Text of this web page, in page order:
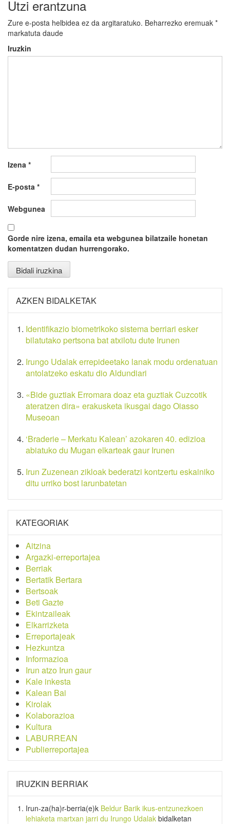
Utzi erantzuna
Zure e-posta helbidea ez da argitaratuko. Beharrezko eremuak *
markatuta daude
Iruzkin
Izena *
E-posta *
Webgunea
Gorde nire izena, emaila eta webgunea bilatzaile honetan
komentatzen dudan hurrengorako.
AZKEN BIDALKETAK
Identifikazio biometrikoko sistema berriari esker
bilatutako pertsona bat atxilotu dute Irunen
Irungo Udalak errepideetako lanak modu ordenatuan
antolatzeko eskatu dio Aldundiari
«Bide guztiak Erromara doaz eta guztiak Cuzcotik
ateratzen dira» erakusketa ikusgai dago Oiasso
Museoan
‘Braderie – Merkatu Kalean’ azokaren 40. edizioa
abiatuko du Mugan elkarteak gaur Irunen
Irun Zuzenean zikloak bederatzi kontzertu eskainiko
ditu urriko bost larunbatetan
KATEGORIAK
Aitzina
Argazki-erreportajea
Berriak
Bertatik Bertara
Bertsoak
Beti Gazte
Ekintzaileak
Elkarrizketa
Erreportajeak
Hezkuntza
Informazioa
Irun atzo Irun gaur
Kale inkesta
Kalean Bai
Kirolak
Kolaborazioa
Kultura
LABURREAN
Publierreportajea
IRUZKIN BERRIAK
Irun-za(ha)r-berria(e)k Beldur Barik ikus-entzunezkoen
lehiaketa martxan jarri du Irungo Udalak bidalketan